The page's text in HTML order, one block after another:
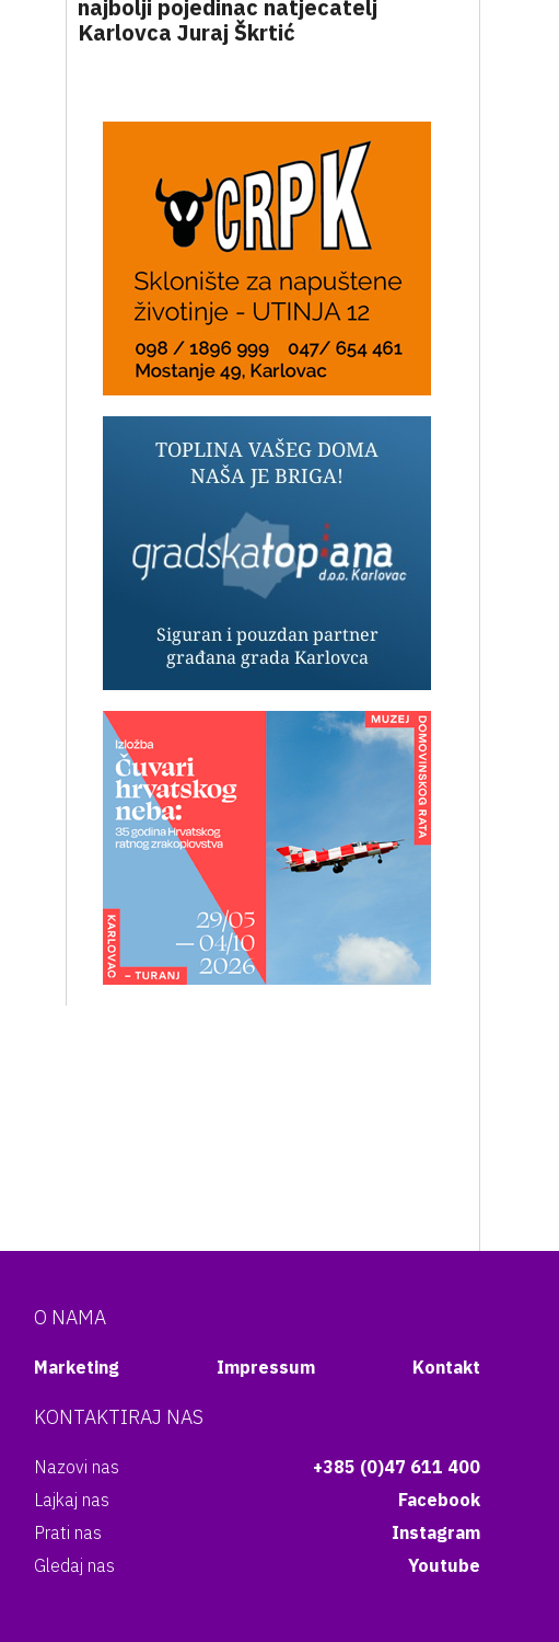
najbolji pojedinac natjecatelj
Karlovca Juraj Škrtić
O NAMA
Marketing Impressum Kontakt
KONTAKTIRAJ NAS
Nazovi nas
+385 (0)47 611 400
Lajkaj nas
Facebook
Prati nas
Instagram
Gledaj nas
Youtube